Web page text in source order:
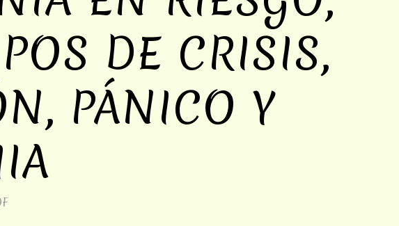
DE CRISIS,
PÁNICO Y